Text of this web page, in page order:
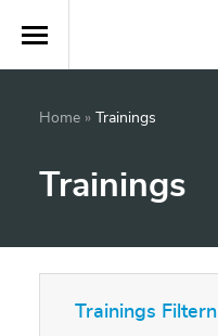
Home » Trainings
Trainings
Trainings Filtern